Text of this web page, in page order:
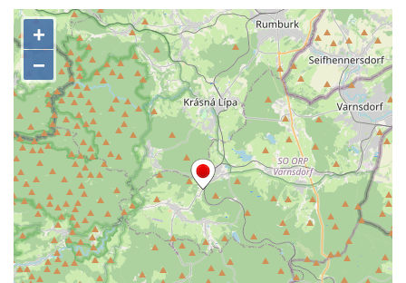
Pamětní deska Rumburské vzpoury na
Základní škole Tyršova v Rumburku
Socha Nepokořený v parku Rumburské
vzpoury v Rumburku
Pamětní deska obětem holokaustu u
židovského hřbitova v Kovanicích
Pamětní deska legionářům na Obecním
úřadě v Kovanicích
Pomník obětem 1. světové války v
Kovanicích